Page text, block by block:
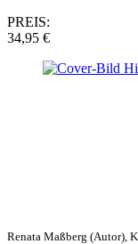
PREIS:
34,95 €
Renata Maßberg (Autor),